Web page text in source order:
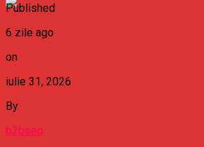
Published
6 zile ago
on
iulie 31, 2026
By
b2bseo